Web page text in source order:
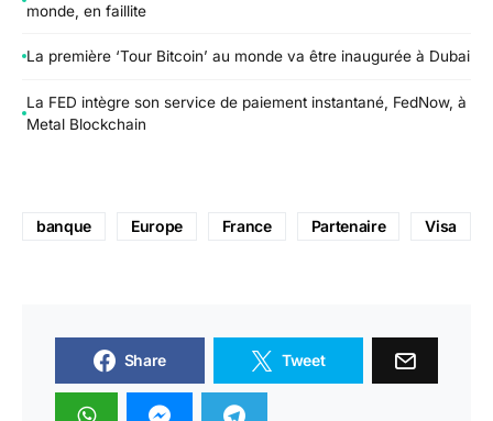
monde, en faillite
La première ‘Tour Bitcoin’ au monde va être inaugurée à Dubai
La FED intègre son service de paiement instantané, FedNow, à
Metal Blockchain
banque Europe France Partenaire Visa
Share Tweet